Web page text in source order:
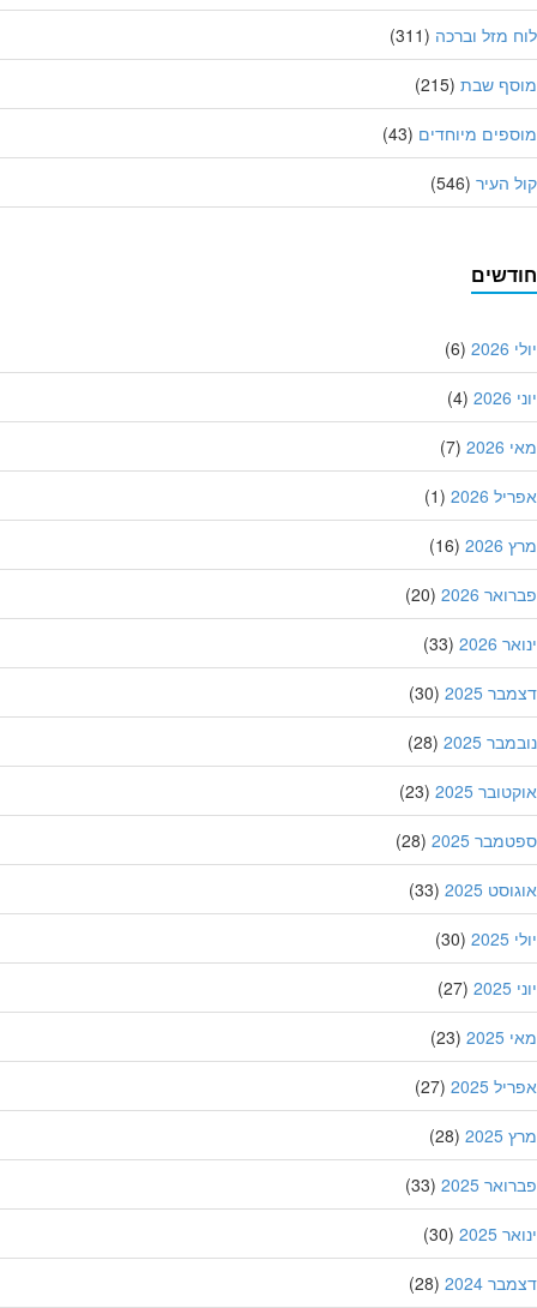
מזל וברכה(311)
שבת(215)
מיוחדים(43)
העיר(546)
(6)
(4)
(7)
2026
(1)
(16)
2026
(20)
2026
(33)
2025
(30)
2025
(28)
2025
(23)
2025
(28)
2025
(33)
(30)
(27)
(23)
2025
(27)
(28)
2025
(33)
2025
(30)
2024
(28)